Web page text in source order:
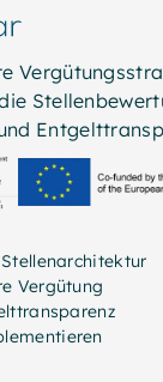
Vergütung